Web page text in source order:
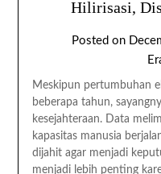
Hilirisasi,
Posted on
Meskipun pertumbuhan
beberapa tahun,
kesejahteraan. Data
kapasitas manusia
dijahit agar menjadi
menjadi lebih penting